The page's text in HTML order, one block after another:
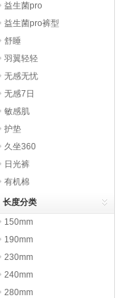
益生菌pro
益生菌pro裤型
舒睡
羽翼轻轻
无感无忧
无感7日
敏感肌
护垫
久坐360
日光裤
有机棉
长度分类
150mm
190mm
230mm
240mm
280mm